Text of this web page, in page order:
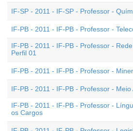
IF-SP - 2011 - IF-SP - Professor -
IF-PB - 2011 - IF-PB - Professor -
IF-PB - 2011 - IF-PB - Professor -
Perfil 01
IF-PB - 2011 - IF-PB - Professor -
IF-PB - 2011 - IF-PB - Professor -
IF-PB - 2011 - IF-PB - Professor -
os Cargos